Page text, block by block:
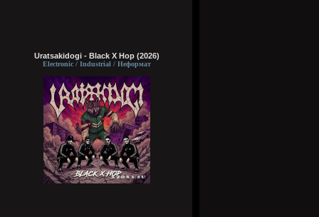
Uratsakidogi - Black X Hop (2026)
Electronic / Industrial / Неформат